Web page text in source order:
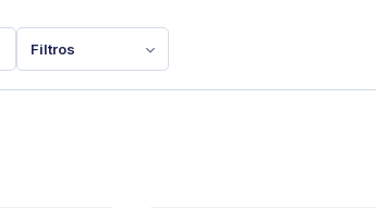
FINTECH
Filtros